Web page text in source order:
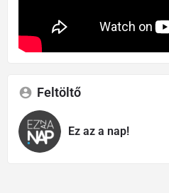
Feltöltő
Ez az a nap!